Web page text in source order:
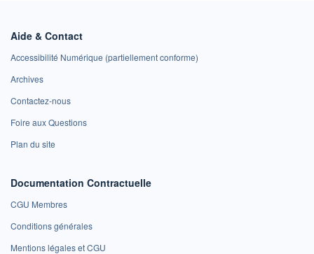
Aide & Contact
Accessibilité Numérique (partiellement conforme)
Archives
Contactez-nous
Foire aux Questions
Plan du site
Documentation Contractuelle
CGU Membres
Conditions générales
Mentions légales et CGU